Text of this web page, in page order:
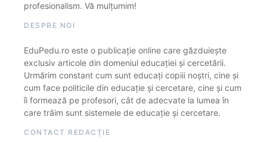
profesionalism. Vă mulțumim!
DESPRE NOI
EduPedu.ro este o publicație online care găzduiește
exclusiv articole din domeniul educației și cercetării.
Urmărim constant cum sunt educați copiii noștri, cine și
cum face politicile din educație și cercetare, cine și cum
îi formează pe profesori, cât de adecvate la lumea în
care trăim sunt sistemele de educație și cercetare.
CONTACT REDACȚIE